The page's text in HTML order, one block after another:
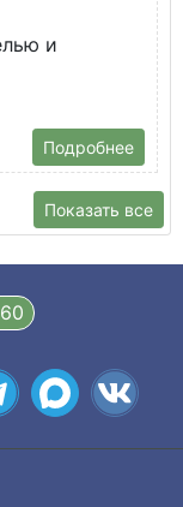
и
Подробнее
Показать все